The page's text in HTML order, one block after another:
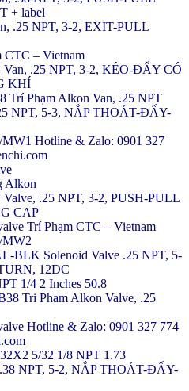
+ label
.25 NPT, 3-2, EXIT-PULL
– Vietnam
.25 NPT, 3-2, KÉO-ĐẨY CÓ
KHÍ
Trí Phạm Alkon Van, .25 NPT
NPT, 5-3, NẮP THOÁT-ĐẨY-
Hotline & Zalo: 0901 327
Alkon
.25 NPT, 3-2, PUSH-PULL
CAP
Trí Phạm CTC – Vietnam
MW2
BLK Solenoid Valve .25 NPT, 5-
12DC
1/4 2 Inches 50.8
Tri Pham Alkon Valve, .25
Hotline & Zalo: 0901 327 774
5/32 1/8 NPT 1.73
NPT, 5-2, NẮP THOÁT-ĐẨY-